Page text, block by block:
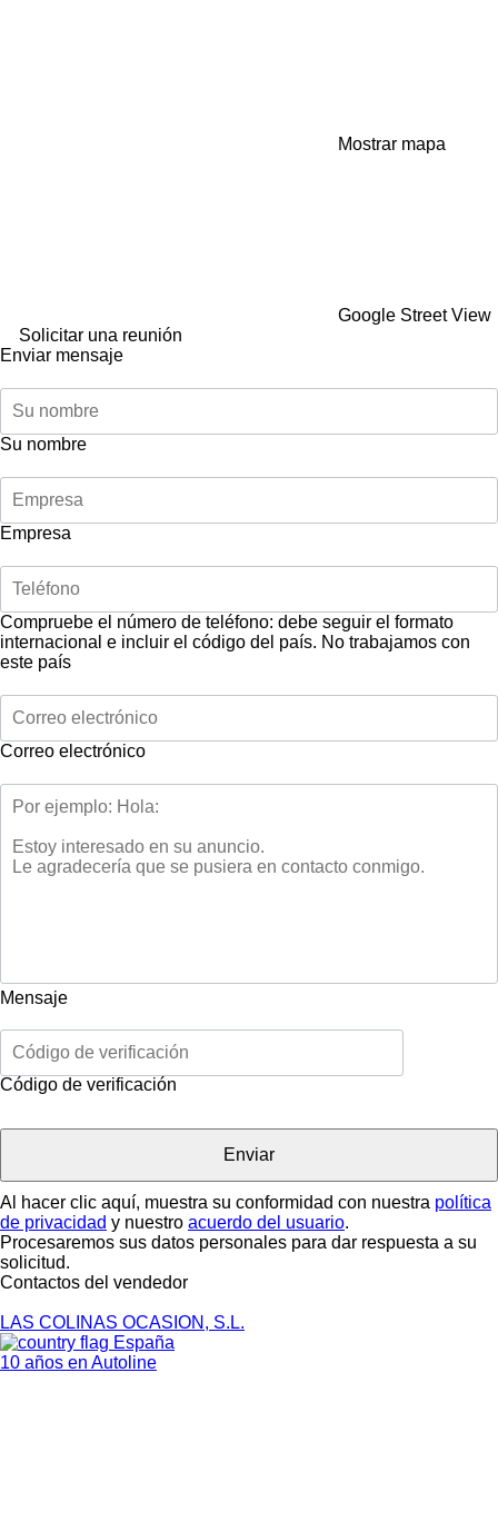
Mostrar mapa
Google Street View
Solicitar una reunión
Enviar mensaje
Su nombre
Empresa
Compruebe el número de teléfono: debe seguir el formato
internacional e incluir el código del país. No trabajamos con
este país
Correo electrónico
Mensaje
Código de verificación
Al hacer clic aquí, muestra su conformidad con nuestra política
de privacidad y nuestro acuerdo del usuario.
Procesaremos sus datos personales para dar respuesta a su
solicitud.
Contactos del vendedor
LAS COLINAS OCASION, S.L.
España
10 años en Autoline